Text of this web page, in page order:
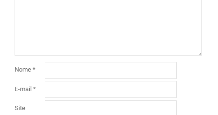
Nome *
E-mail *
Site